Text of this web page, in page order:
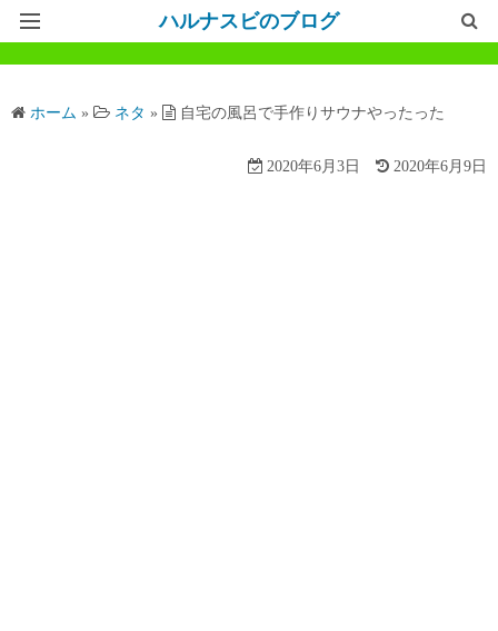
ハルナスビのブログ
記事一覧
ホームページ
ホーム » ネタ » 自宅の風呂で手作りサウナやったった
2020年6月3日 2020年6月9日